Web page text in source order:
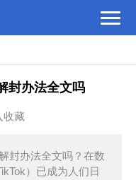
封办法全文吗
收藏
封办法全文吗？在数
）已成为人们日